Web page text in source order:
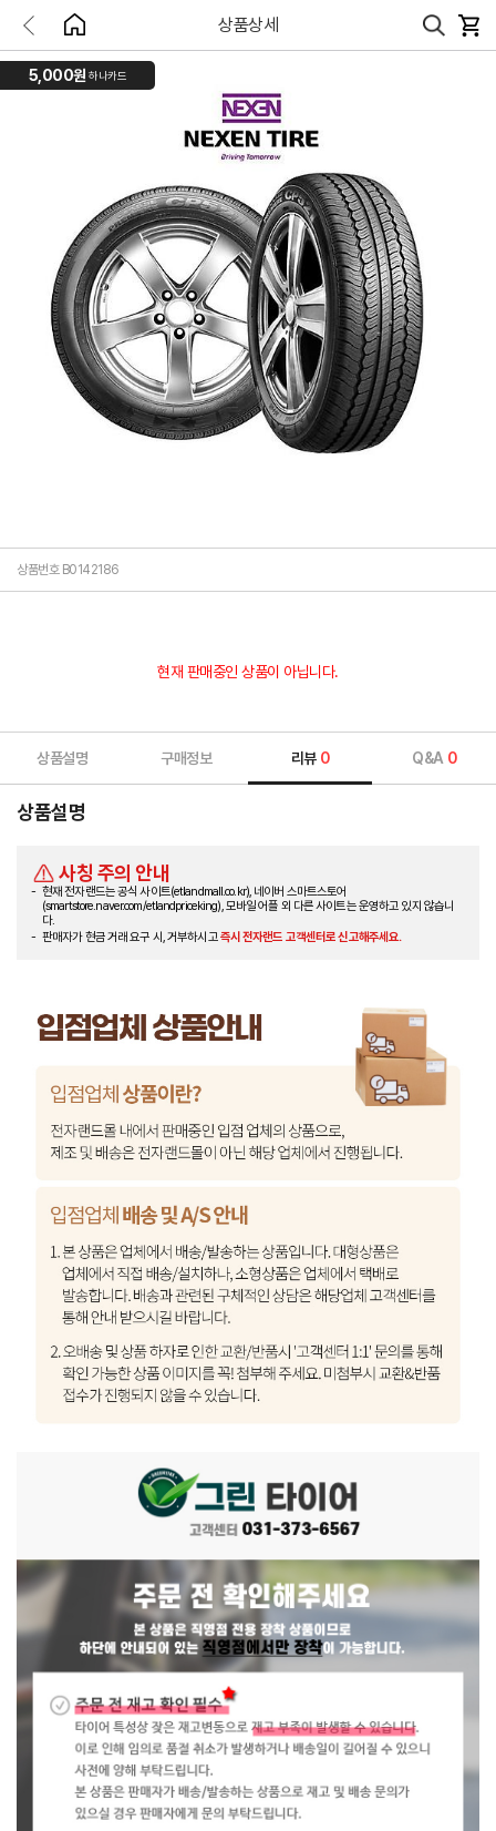
상품상세
5,000원 하나카드
상품번호 B0142186
현재 판매중인 상품이 아닙니다.
상품설명 구매정보 리뷰 0 Q&A 0
상품설명
사칭 주의 안내
현재 전자랜드는 공식 사이트(etlandmall.co.kr), 네이버 스마트스토어
(smartstore.naver.com/etlandpriceking), 모바일 어플 외 다른 사이트는 운영하고 있지 않습니
다.
판매자가 현금 거래 요구 시, 거부하시고즉시 전자랜드 고객센터로 신고해주세요.